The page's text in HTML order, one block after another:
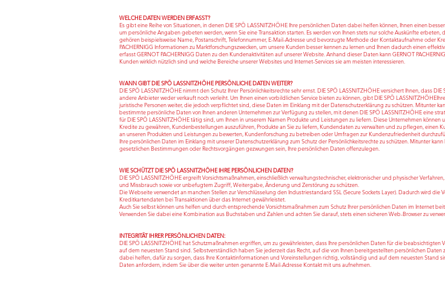
WELCHE DATEN WERDEN ERFASST?
Es gibt eine Reihe von Situationen, in denen DIE SPÖ LASSNITZHÖHE Ihre persönlichen Daten dabei helfen können, Ihnen einen
um persönliche Angaben gebeten werden, wenn Sie eine Transaktion starten. Es werden von Ihnen stets nur solche Auskünfte
gehören beispielsweise Name, Postanschrift, Telefonnummer, E-Mail-Adresse und bevorzugte Methode der Kontaktaufnahme oder
PACHERNIGG Informationen zu Marktforschungszwecken, um unsere Kunden besser kennen zu lernen und Ihnen dadurch einen
erfasst GERNOT PACHERNIGG Daten zu den Kundenaktivitäten auf unserer Website. Anhand dieser Daten kann GERNOT
Kunden wirklich nützlich sind und welche Bereiche unserer Websites und Internet-Services sie am meisten interessieren.
WANN GIBT DIE SPÖ LASSNITZHÖHE PERSÖNLICHE DATEN WEITER?
DIE SPÖ LASSNITZHÖHE nimmt den Schutz Ihrer Persönlichkeitsrechte sehr ernst. DIE SPÖ LASSNITZHÖHE versichert Ihnen, dass
andere Anbieter weder verkauft noch verleiht. Um Ihnen einen vorbildlichen Service bieten zu können, gibt DIE SPÖ
juristische Personen weiter, die jedoch verpflichtet sind, diese Daten im Einklang mit der Datenschutzerklärung zu schützen. Mitunter
bestimmte persönliche Daten von Ihnen anderen Unternehmen zur Verfügung zu stellen, mit denen DIE SPÖ LASSNITZHÖHE eine
für DIE SPÖ LASSNITZHÖHE tätig sind, um Ihnen in unserem Namen Produkte und Leistungen zu liefern. Diese Unternehmen können
Kredite zu gewähren, Kundenbestellungen auszuführen, Produkte an Sie zu liefern, Kundendaten zu verwalten und zu pflegen, einen
an unseren Produkten und Leistungen zu bewerten, Kundenforschung zu betreiben oder Umfragen zur Kundenzufriedenheit
Ihre persönlichen Daten im Einklang mit unserer Datenschutzerklärung zum Schutz der Persönlichkeitsrechte zu schützen. Mitunter
gesetzlichen Bestimmungen oder Rechtsvorgängen gezwungen sein, Ihre persönlichen Daten offenzulegen.
WIE SCHÜTZT DIE SPÖ LASSNITZHÖHE IHRE PERSÖNLICHEN DATEN?
DIE SPÖ LASSNITZHÖHE ergreift Vorsichtsmaßnahmen, einschließlich verwaltungstechnischer, elektronischer und physischer
und Missbrauch sowie vor unbefugtem Zugriff, Weitergabe, Änderung und Zerstörung zu schützen.
Die Webseite verwendet an manchen Stellen zur Verschlüsselung den Industriestandard SSL (Secure Sockets Layer). Dadurch wird die
Kreditkartendaten bei Transaktionen über das Internet gewährleistet.
Auch Sie selbst können uns helfen und durch entsprechende Vorsichtsmaßnahmen zum Schutz Ihrer persönlichen Daten im
Verwenden Sie dabei eine Kombination aus Buchstaben und Zahlen und achten Sie darauf, stets einen sicheren Web-Browser zu
INTEGRITÄT IHRER PERSÖNLICHEN DATEN:
DIE SPÖ LASSNITZHÖHE hat Schutzmaßnahmen ergriffen, um zu gewährleisten, dass Ihre persönlichen Daten für die beabsichtigten
auf dem neuesten Stand sind. Selbstverständlich haben Sie jederzeit das Recht, auf die von Ihnen bereitgestellten persönlichen Daten
dabei helfen, dafür zu sorgen, dass Ihre Kontaktinformationen und Voreinstellungen richtig, vollständig und auf dem neuesten Stand
Daten anfordern, indem Sie über die weiter unten genannte E-Mail-Adresse Kontakt mit uns aufnehmen.